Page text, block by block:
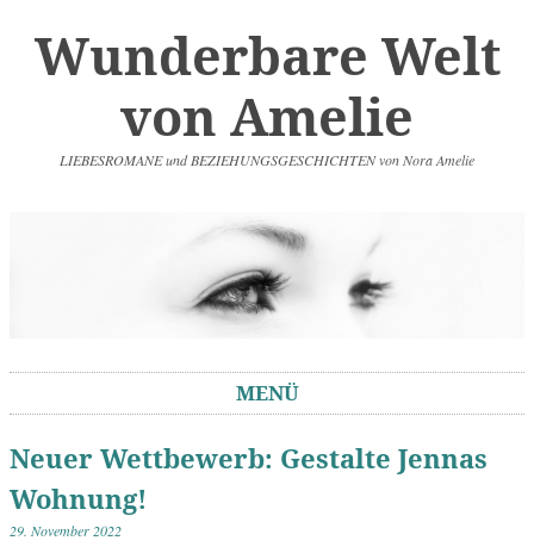
Wunderbare Welt
von Amelie
LIEBESROMANE und BEZIEHUNGSGESCHICHTEN von Nora Amelie
MENÜ
Neuer Wettbewerb: Gestalte Jennas
Wohnung!
29. November 2022